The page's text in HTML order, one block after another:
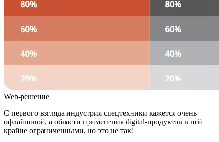
Web-решение
С первого взгляда индустрия спецтехники кажется очень
офлайновой, а области применения digital-продуктов в ней
крайне ограниченными, но это не так!